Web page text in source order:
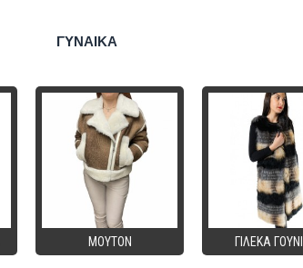
ΓΥΝΑΙΚΑ
MOYTON ΓΙΛΕΚΑ